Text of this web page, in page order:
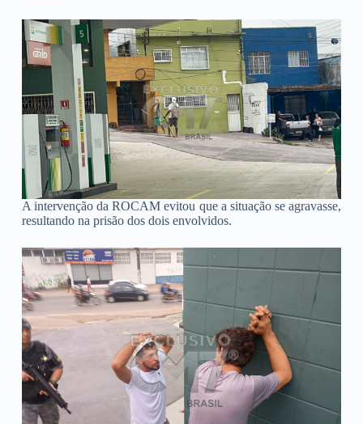
A intervenção da ROCAM evitou que a situação se agravasse,
resultando na prisão dos dois envolvidos.